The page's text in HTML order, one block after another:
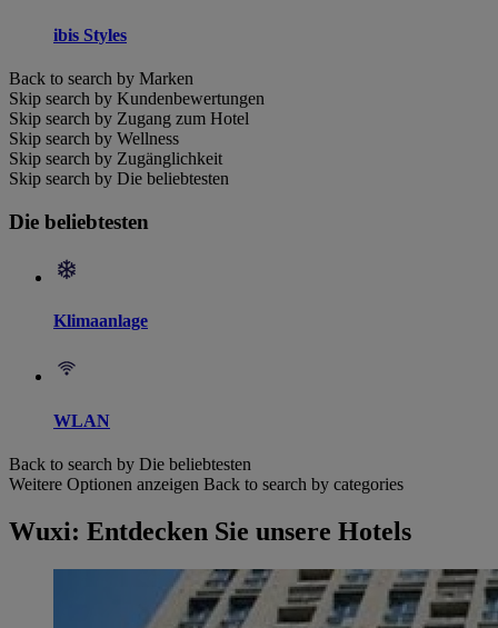
ibis Styles
Back to search by Marken
Skip search by Kundenbewertungen
Skip search by Zugang zum Hotel
Skip search by Wellness
Skip search by Zugänglichkeit
Skip search by Die beliebtesten
Die beliebtesten
Klimaanlage
WLAN
Back to search by Die beliebtesten
Weitere Optionen anzeigen Back to search by categories
Wuxi: Entdecken Sie unsere Hotels